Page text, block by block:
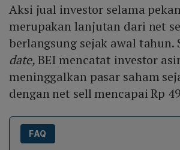
Aksi jual investor selama
merupakan lanjutan dari net
berlangsung sejak awal tahun.
date,BEI mencatat investor
meninggalkan pasar saham
dengan net sell mencapai Rp
FAQ